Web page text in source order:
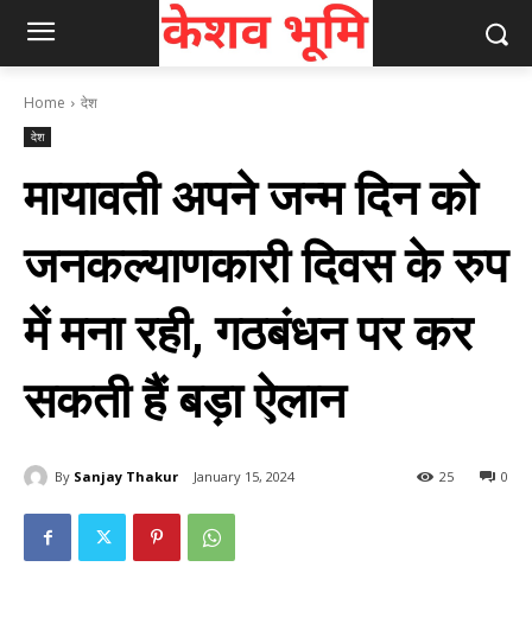
Home देश
देश
मायावती अपने जन्‍म दिन को
जनकल्‍याणकारी दिवस के रुप
में मना रही, गठबंधन पर कर
सकती हैं बड़ा ऐलान
By Sanjay Thakur January 15, 2024 0
25